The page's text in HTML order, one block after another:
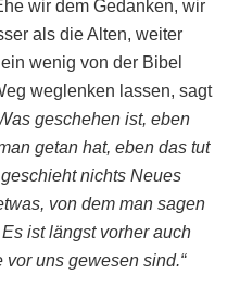
wir dem Gedanken, wir
als die Alten, weiter
wenig von der Bibel
weglenken lassen, sagt
geschehen ist, eben
getan hat, eben das tut
nichts Neues
von dem man sagen
ist längst vorher auch
uns gewesen sind.“